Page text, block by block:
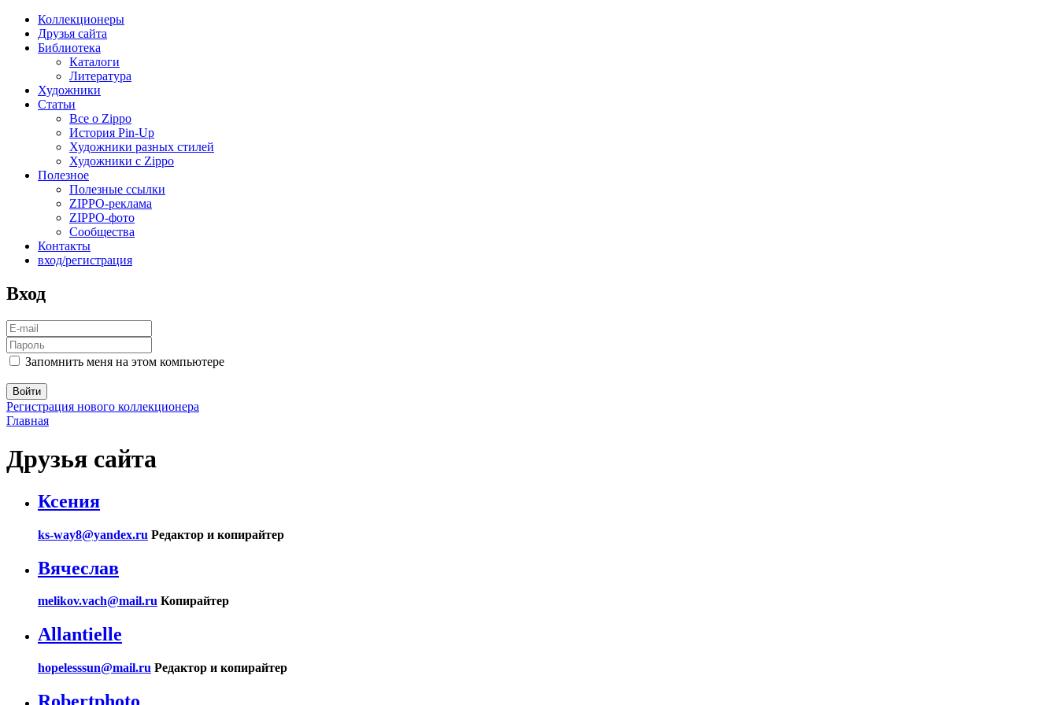
Коллекционеры
Друзья сайта
Библиотека
Каталоги
Литература
Художники
Статьи
Все о Zippo
История Pin-Up
Художники разных стилей
Художники с Zippo
Полезное
Полезные ссылки
ZIPPO-реклама
ZIPPO-фото
Сообщества
Контакты
вход/регистрация
Вход
Запомнить меня на этом компьютере
Регистрация нового коллекционера
Главная
Друзья сайта
Ксения
ks-way8@yandex.ru Редактор и копирайтер
Вячеслав
melikov.vach@mail.ru Копирайтер
Allantielle
hopelesssun@mail.ru Редактор и копирайтер